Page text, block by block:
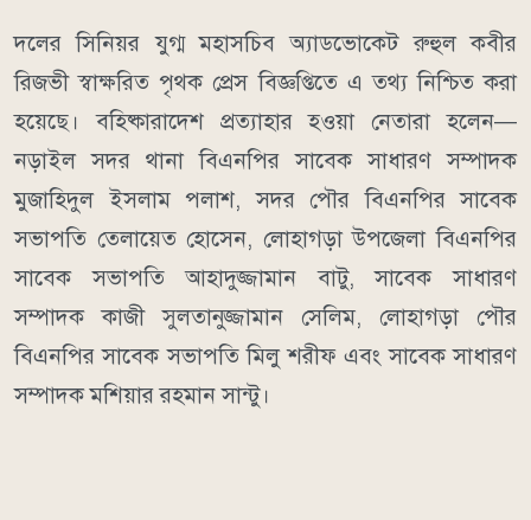
দলের সিনিয়র যুগ্ম মহাসচিব অ্যাডভোকেট রুহুল কবীর
রিজভী স্বাক্ষরিত পৃথক প্রেস বিজ্ঞপ্তিতে এ তথ্য নিশ্চিত করা
হয়েছে। বহিষ্কারাদেশ প্রত্যাহার হওয়া নেতারা হলেন—
নড়াইল সদর থানা বিএনপির সাবেক সাধারণ সম্পাদক
মুজাহিদুল ইসলাম পলাশ, সদর পৌর বিএনপির সাবেক
সভাপতি তেলায়েত হোসেন, লোহাগড়া উপজেলা বিএনপির
সাবেক সভাপতি আহাদুজ্জামান বাটু, সাবেক সাধারণ
সম্পাদক কাজী সুলতানুজ্জামান সেলিম, লোহাগড়া পৌর
বিএনপির সাবেক সভাপতি মিলু শরীফ এবং সাবেক সাধারণ
সম্পাদক মশিয়ার রহমান সান্টু।